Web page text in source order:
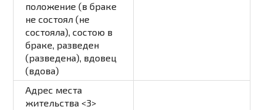
положение (в браке
не состоял (не
состояла), состою в
браке, разведен
(разведена), вдовец
(вдова)
Адрес места
жительства <3>